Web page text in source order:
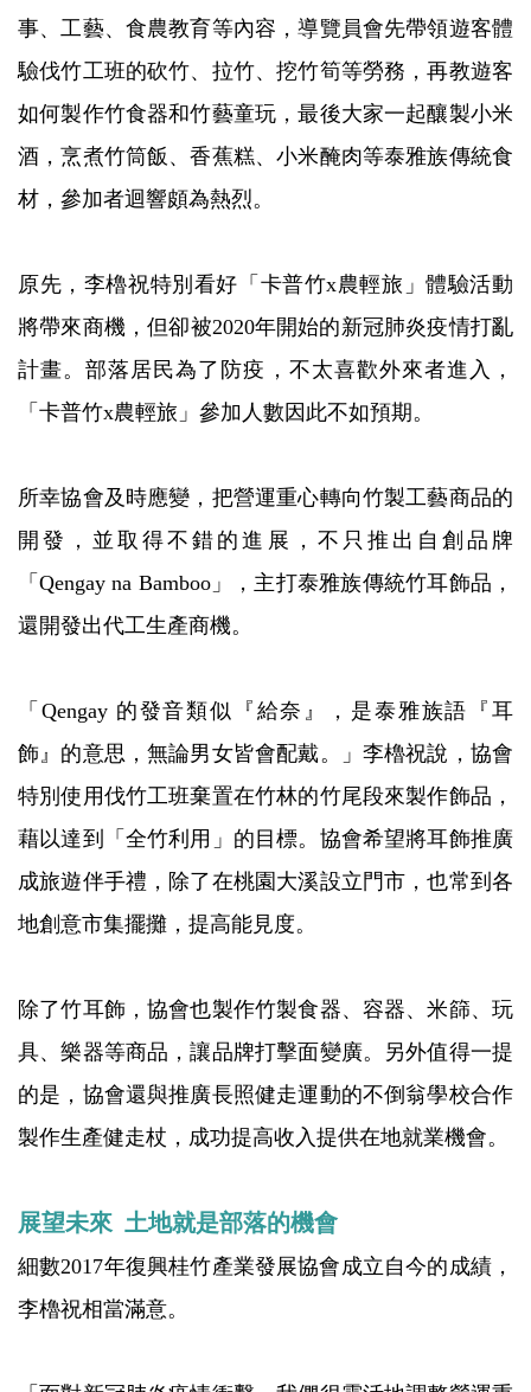
事、工藝、食農教育等內容，導覽員會先帶領遊客體
驗伐竹工班的砍竹、拉竹、挖竹筍等勞務，再教遊客
如何製作竹食器和竹藝童玩，最後大家一起釀製小米
酒，烹煮竹筒飯、香蕉糕、小米醃肉等泰雅族傳統食
材，參加者迴響頗為熱烈。
原先，李櫓祝特別看好「卡普竹x農輕旅」體驗活動
將帶來商機，但卻被2020年開始的新冠肺炎疫情打亂
計畫。部落居民為了防疫，不太喜歡外來者進入，
「卡普竹x農輕旅」參加人數因此不如預期。
所幸協會及時應變，把營運重心轉向竹製工藝商品的
開發，並取得不錯的進展，不只推出自創品牌
「Qengay na Bamboo」，主打泰雅族傳統竹耳飾品，
還開發出代工生產商機。
「Qengay 的發音類似『給奈』，是泰雅族語『耳
飾』的意思，無論男女皆會配戴。」李櫓祝說，協會
特別使用伐竹工班棄置在竹林的竹尾段來製作飾品，
藉以達到「全竹利用」的目標。協會希望將耳飾推廣
成旅遊伴手禮，除了在桃園大溪設立門市，也常到各
地創意市集擺攤，提高能見度。
除了竹耳飾，協會也製作竹製食器、容器、米篩、玩
具、樂器等商品，讓品牌打擊面變廣。另外值得一提
的是，協會還與推廣長照健走運動的不倒翁學校合作
製作生產健走杖，成功提高收入提供在地就業機會。
展望未來 土地就是部落的機會
細數2017年復興桂竹產業發展協會成立自今的成績，
李櫓祝相當滿意。